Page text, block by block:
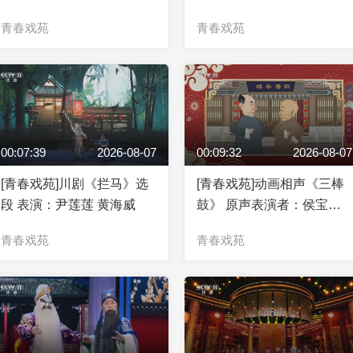
青春戏苑 青春戏苑
00:07:39 2026-08-07
[青春戏苑]川剧《拦马》选
段 表演：尹莲莲 黄海威
青春戏苑
00:09:32 2026-08-07
[青春戏苑]动画相声《三棒
鼓》 原声表演者：侯宝林
青春戏苑